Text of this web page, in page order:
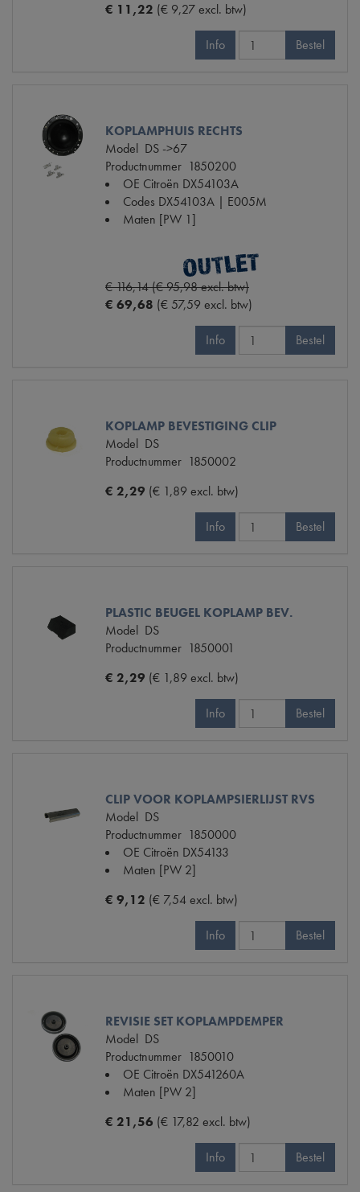
€ 11,22 (€ 9,27 excl. btw)
Info Bestel
KOPLAMPHUIS RECHTS
Model DS ->67
Productnummer 1850200
OE Citroën DX54103A
Codes DX54103A | E005M
Maten [PW 1]
€ 116,14 (€ 95,98 excl. btw)
€ 69,68 (€ 57,59 excl. btw)
Info Bestel
KOPLAMP BEVESTIGING CLIP
Model DS
Productnummer 1850002
€ 2,29 (€ 1,89 excl. btw)
Info Bestel
PLASTIC BEUGEL KOPLAMP BEV.
Model DS
Productnummer 1850001
€ 2,29 (€ 1,89 excl. btw)
Info Bestel
CLIP VOOR KOPLAMPSIERLIJST RVS
Model DS
Productnummer 1850000
OE Citroën DX54133
Maten [PW 2]
€ 9,12 (€ 7,54 excl. btw)
Info Bestel
REVISIE SET KOPLAMPDEMPER
Model DS
Productnummer 1850010
OE Citroën DX541260A
Maten [PW 2]
€ 21,56 (€ 17,82 excl. btw)
Info Bestel